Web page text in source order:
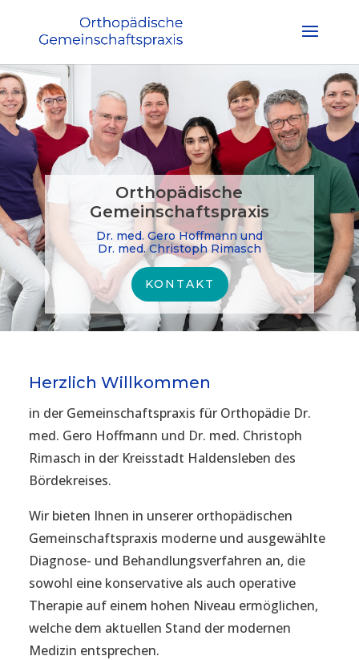
Orthopädische
Gemeinschaftspraxis
Dr. med. Gero Hoffmann und
Dr. med. Christoph Rimasch
KONTAKT
Herzlich Willkommen
in der Gemeinschaftspraxis für Orthopädie Dr.
med. Gero Hoffmann und Dr. med. Christoph
Rimasch in der Kreisstadt Haldensleben des
Bördekreises.
Wir bieten Ihnen in unserer orthopädischen
Gemeinschaftspraxis moderne und ausgewählte
Diagnose- und Behandlungsverfahren an, die
sowohl eine konservative als auch operative
Therapie auf einem hohen Niveau ermöglichen,
welche dem aktuellen Stand der modernen
Medizin entsprechen.